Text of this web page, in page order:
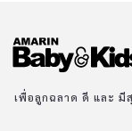
เพื่อลูกฉลาด ดี และ มี